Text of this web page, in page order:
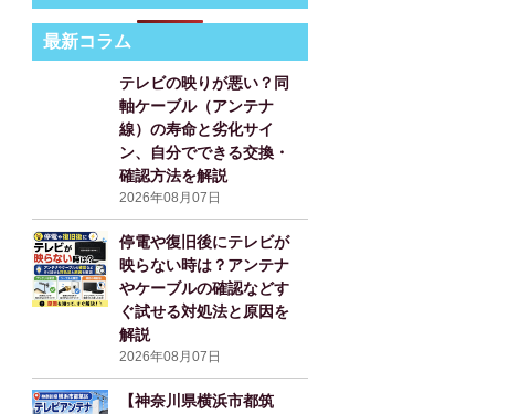
最新コラム
テレビの映りが悪い？同
軸ケーブル（アンテナ
線）の寿命と劣化サイ
ン、自分でできる交換・
確認方法を解説
2026年08月07日
停電や復旧後にテレビが
映らない時は？アンテナ
やケーブルの確認などす
ぐ試せる対処法と原因を
解説
2026年08月07日
【神奈川県横浜市都筑